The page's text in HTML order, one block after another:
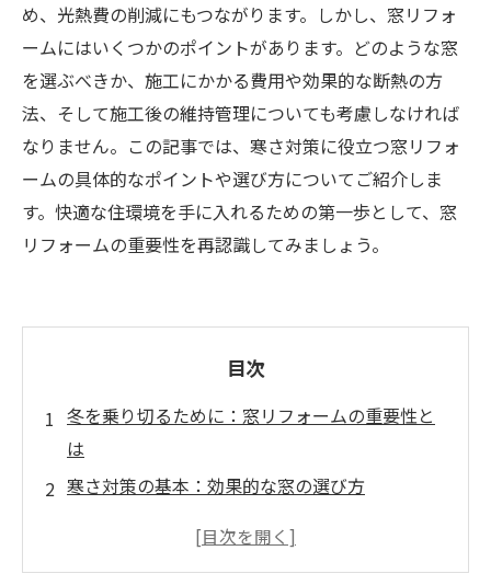
め、光熱費の削減にもつながります。しかし、窓リフォ
ームにはいくつかのポイントがあります。どのような窓
を選ぶべきか、施工にかかる費用や効果的な断熱の方
法、そして施工後の維持管理についても考慮しなければ
なりません。この記事では、寒さ対策に役立つ窓リフォ
ームの具体的なポイントや選び方についてご紹介しま
す。快適な住環境を手に入れるための第一歩として、窓
リフォームの重要性を再認識してみましょう。
目次
冬を乗り切るために：窓リフォームの重要性と
は
寒さ対策の基本：効果的な窓の選び方
施工費用から見る、賢い窓リフォーム計画